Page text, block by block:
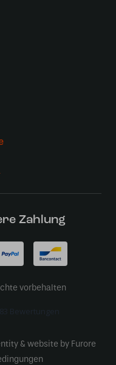
Zahlung
vorbehalten
& website by Furore